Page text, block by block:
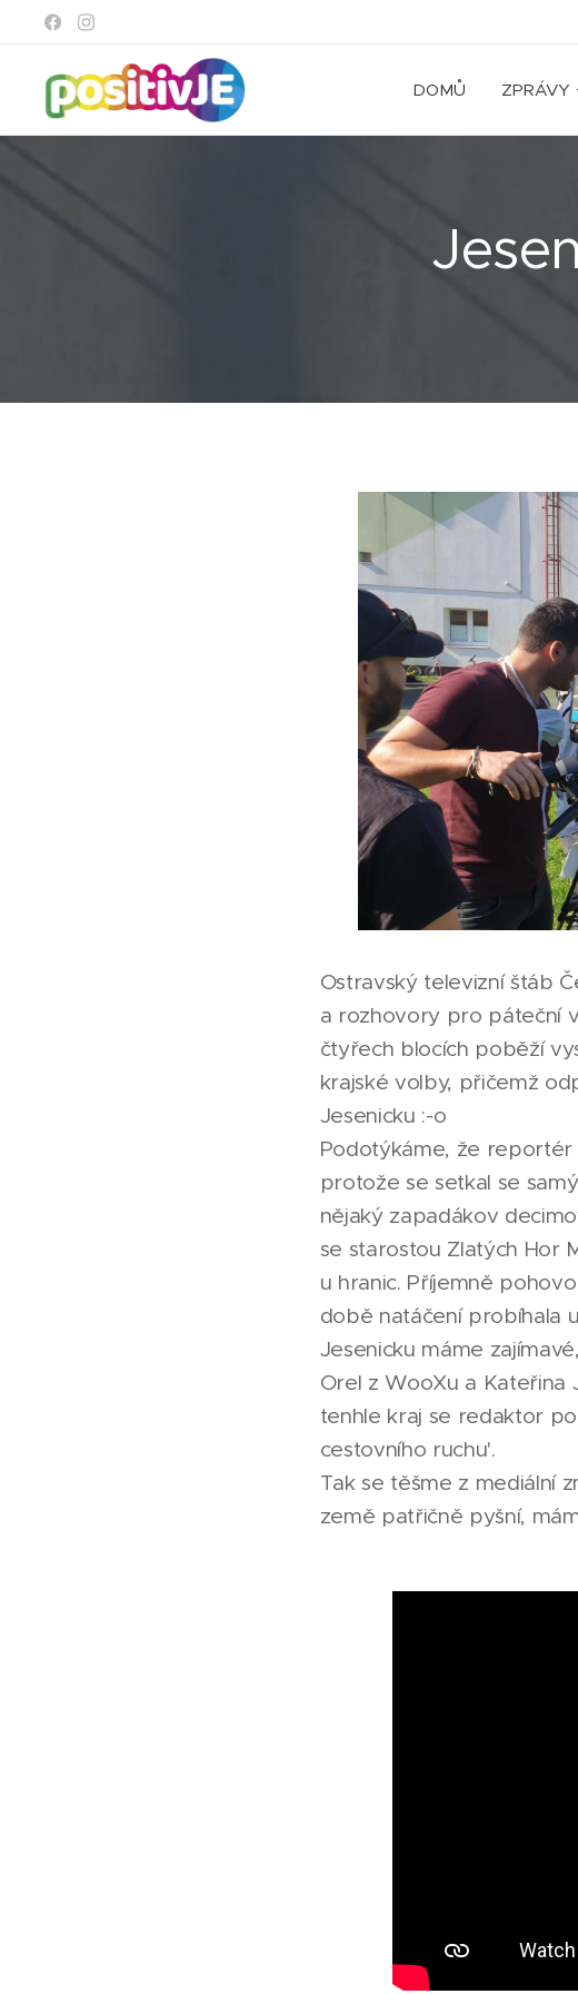
DOMŮ ZPRÁVY
Ostravský televizní štáb
a rozhovory pro páteční
čtyřech blocích poběží
krajské volby, přičemž
Jesenicku :-o
Podotýkáme, že reportér
protože se setkal se
nějaký zapadákov
se starostou Zlatých Hor
u hranic. Příjemně
době natáčení probíhala
Jesenicku máme
Orel z WooXu a Kateřina
tenhle kraj se redaktor
cestovního ruchu'.
Tak se těšme z mediální
země patřičně pyšní,